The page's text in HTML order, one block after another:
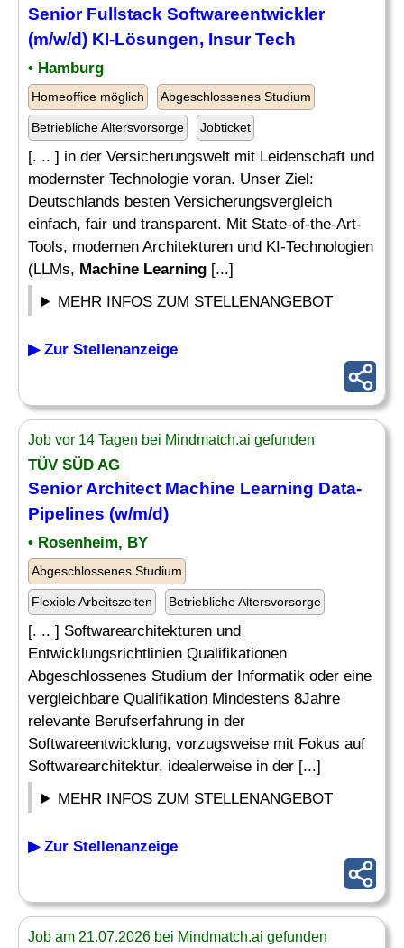
Senior Fullstack Softwareentwickler
(m/w/d) KI-Lösungen, Insur Tech
• Hamburg
Homeoffice möglich Abgeschlossenes Studium
Betriebliche Altersvorsorge Jobticket
[. .. ] in der Versicherungswelt mit Leidenschaft und
modernster Technologie voran. Unser Ziel:
Deutschlands besten Versicherungsvergleich
einfach, fair und transparent. Mit State-of-the-Art-
Tools, modernen Architekturen und KI-Technologien
(LLMs, Machine Learning [...]
MEHR INFOS ZUM STELLENANGEBOT
▶ Zur Stellenanzeige
Job vor 14 Tagen bei Mindmatch.ai gefunden
TÜV SÜD AG
Senior Architect Machine Learning Data-
Pipelines (w/m/d)
• Rosenheim, BY
Abgeschlossenes Studium
Flexible Arbeitszeiten Betriebliche Altersvorsorge
[. .. ] Softwarearchitekturen und
Entwicklungsrichtlinien Qualifikationen
Abgeschlossenes Studium der Informatik oder eine
vergleichbare Qualifikation Mindestens 8Jahre
relevante Berufserfahrung in der
Softwareentwicklung, vorzugsweise mit Fokus auf
Softwarearchitektur, idealerweise in der [...]
MEHR INFOS ZUM STELLENANGEBOT
▶ Zur Stellenanzeige
Job am 21.07.2026 bei Mindmatch.ai gefunden